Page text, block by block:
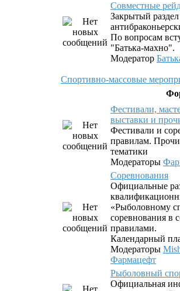
Совместные
Закрытый
По вопросам
"Батька-махно".
Модератор
Спортивно-массовые
Фестивали,
выставки и
Фестивали и
правилам.
тематики
Модераторы
Соревнования
Официальные
«Рыболовному
соревнования в
правилами.
Календарный
Модераторы
Фармацефт
Рыболовный
Официальная